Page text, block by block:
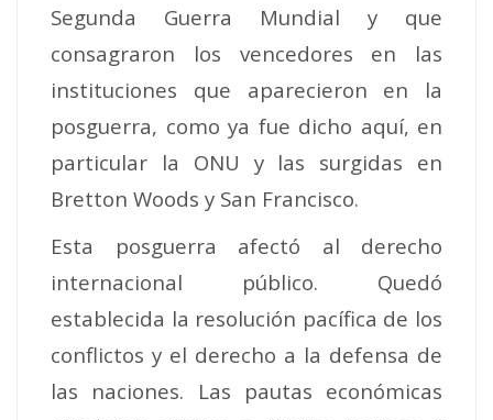
Segunda Guerra Mundial y que
consagraron los vencedores en las
instituciones que aparecieron en la
posguerra, como ya fue dicho aquí, en
particular la ONU y las surgidas en
Bretton Woods y San Francisco.
Esta posguerra afectó al derecho
internacional público. Quedó
establecida la resolución pacífica de los
conflictos y el derecho a la defensa de
las naciones. Las pautas económicas